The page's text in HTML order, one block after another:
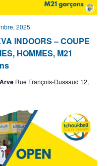
INDOORS – COUPE
HOMMES, M21
2025
Rue François-Dussaud 12,